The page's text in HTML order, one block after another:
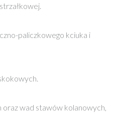
paliczkowego kciuka i
wad stawów kolanowych,